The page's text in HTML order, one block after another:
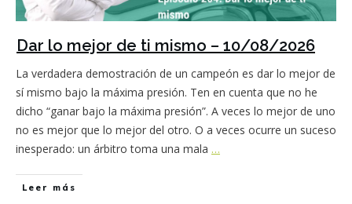
Dar lo mejor de ti mismo – 10/08/2026
La verdadera demostración de un campeón es dar lo mejor de
sí mismo bajo la máxima presión. Ten en cuenta que no he
dicho “ganar bajo la máxima presión”. A veces lo mejor de uno
no es mejor que lo mejor del otro. O a veces ocurre un suceso
inesperado: un árbitro toma una mala …
Leer más